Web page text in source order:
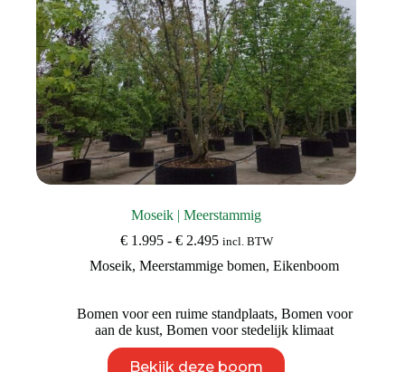
Moseik | Meerstammig
€1.995 - €2.495Prijsklasse:
tot
incl. BTW
Moseik,Meerstammige bomen,Eikenboom
Bomen voor een ruime standplaats, Bomen voor
aan de kust,Bomen voor stedelijk klimaat
Bekijk deze boom